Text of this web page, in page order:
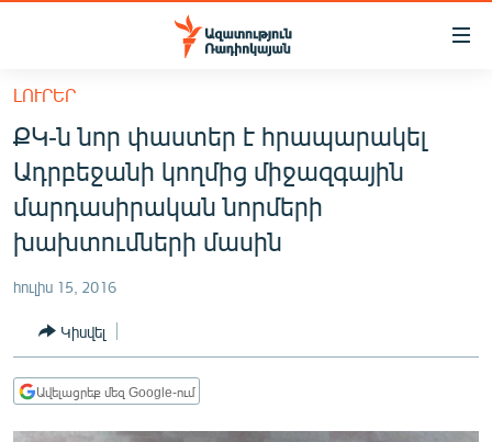
Մատչելիության
հիմնական
բովանդակությանը
Անցնել
հիմնական
մենյուին
Որոնում
ՀԱՅԱՍՏԱՆ
ՔԱՂԱՔԱԿԱՆ
ԸՆՏՐՈՒԹՅՈՒՆՆԵՐ 2026
ՏՆՏԵՍՈՒԹՅՈՒՆ
ՂԱՐԱԲԱՂ
ՊԱՏԵՐԱԶՄԻ 6 ՇԱԲԱԹՆԵՐԸ
ԼՈՒՐԵՐ
ՔԿ-ն նոր փաստեր է հրապարակել
Ադրբեջանի կողմից միջազգային
մարդասիրական նորմերի
խախտումների մասին
հուլիս 15, 2016
Կիսվել
Ավելացրեք մեզ Google-ում